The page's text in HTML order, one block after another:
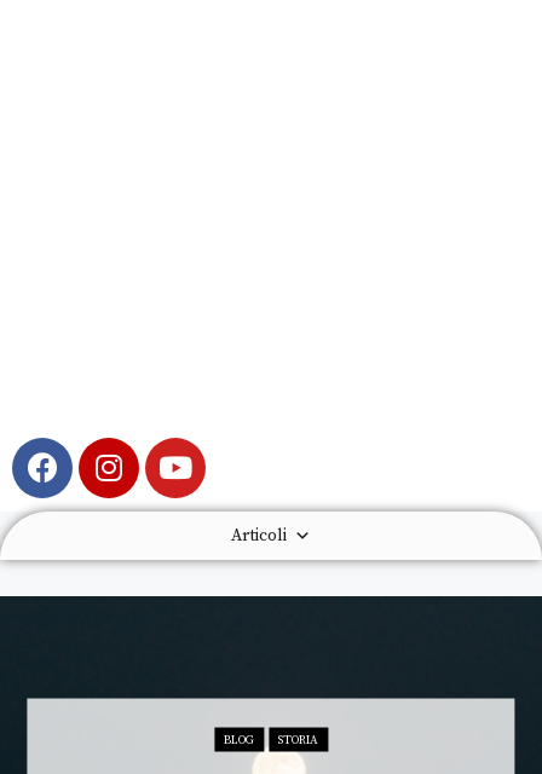
Articoli